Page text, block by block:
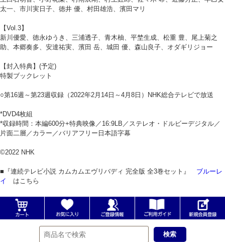
太一、市川実日子、徳井 優、村田雄浩、濱田マリ
【Vol.3】
新川優愛、徳永ゆうき、三浦透子、青木柚、平埜生成、松重 豊、尾上菊之
助、本郷奏多、安達祐実、濱田 岳、城田 優、森山良子、オダギリジョー
【封入特典】(予定)
特製ブックレット
○第16週～第23週収録（2022年2月14日～4月8日）NHK総合テレビで放送
*DVD4枚組
*収録時間：本編600分+特典映像／16:9LB／ステレオ・ドルビーデジタル／
片面二層／カラー／バリアフリー日本語字幕
©2022 NHK
■『連続テレビ小説 カムカムエヴリバディ 完全版 全3巻セット』 ブルーレ
イ
はこちら